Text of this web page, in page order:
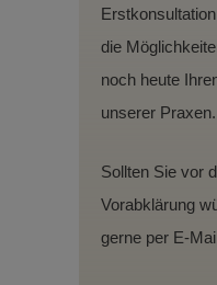
die
noch heute
unserer Praxen.
Sollten Sie vor
Vorabklärung
gerne per E-